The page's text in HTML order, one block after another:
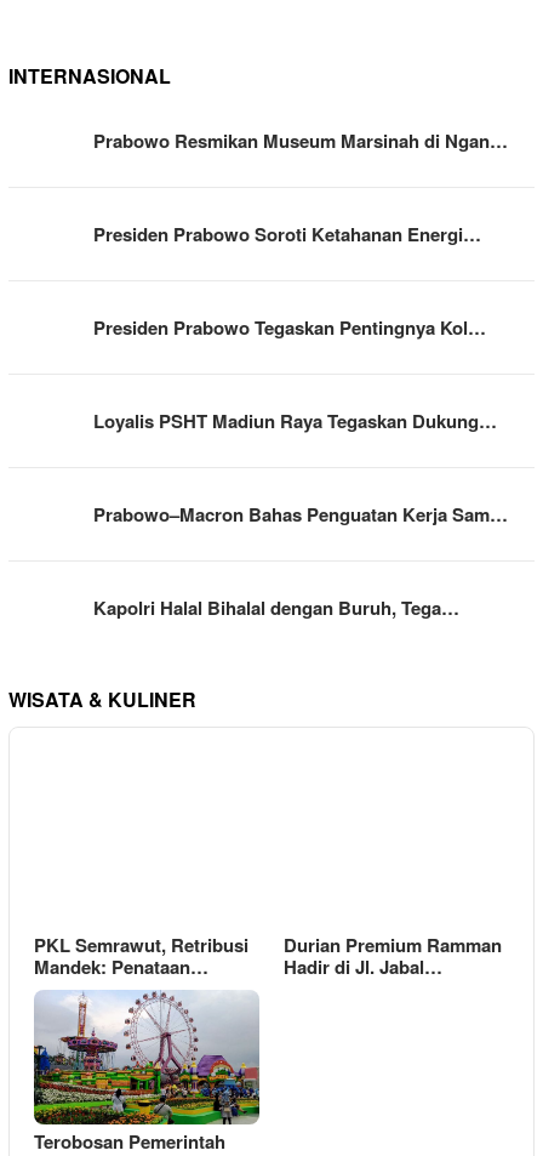
INTERNASIONAL
Prabowo Resmikan Museum Marsinah di Ngan…
Presiden Prabowo Soroti Ketahanan Energi…
Presiden Prabowo Tegaskan Pentingnya Kol…
Loyalis PSHT Madiun Raya Tegaskan Dukung…
Prabowo–Macron Bahas Penguatan Kerja Sam…
Kapolri Halal Bihalal dengan Buruh, Tega…
WISATA & KULINER
PKL Semrawut, Retribusi
Mandek: Penataan…
Durian Premium Ramman
Hadir di Jl. Jabal…
Terobosan Pemerintah